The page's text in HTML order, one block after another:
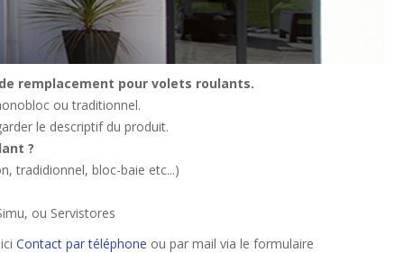
remplacement pour volets roulants.
ou traditionnel.
le descriptif du produit.
?
tradidionnel, bloc-baie etc...)
ou Servistores
Contact par téléphone ou par mail via le formulaire